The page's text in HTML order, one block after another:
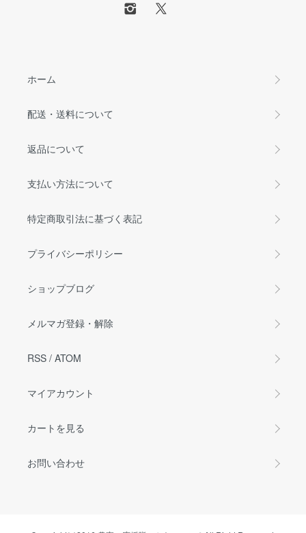
ホーム
配送・送料について
返品について
支払い方法について
特定商取引法に基づく表記
プライバシーポリシー
ショップブログ
メルマガ登録・解除
RSS / ATOM
マイアカウント
カートを見る
お問い合わせ